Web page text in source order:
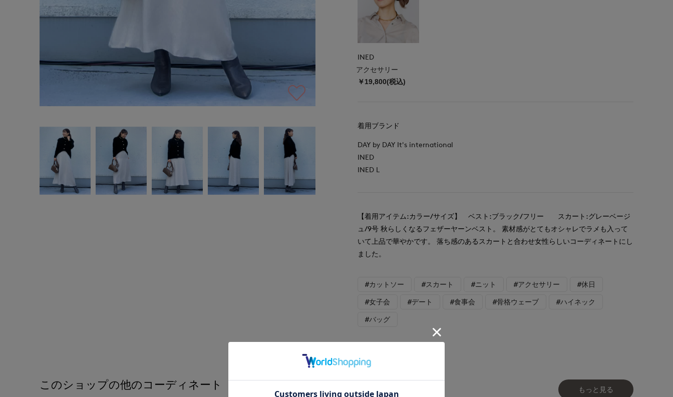
INED
アクセサリー
￥19,800(税込)
着用ブランド
DAY by DAY It's international
INED
INED L
【着用アイテム:カラー/サイズ】 ベスト:ブラック/フリー スカート:グレーベージ
ュ/9号 秋らしくなるフェザーヤーンベスト。 素材感がとてもオシャレでラメも入って
いて上品で華やかです。 落ち感のあるスカートと合わせ女性らしいコーディネートにし
ました。
#カットソー #スカート #ニット #アクセサリー #休日
#女子会 #デート #食事会 #骨格ウェーブ #ハイネック
#バッグ
このショップの他のコーディネート もっと見る